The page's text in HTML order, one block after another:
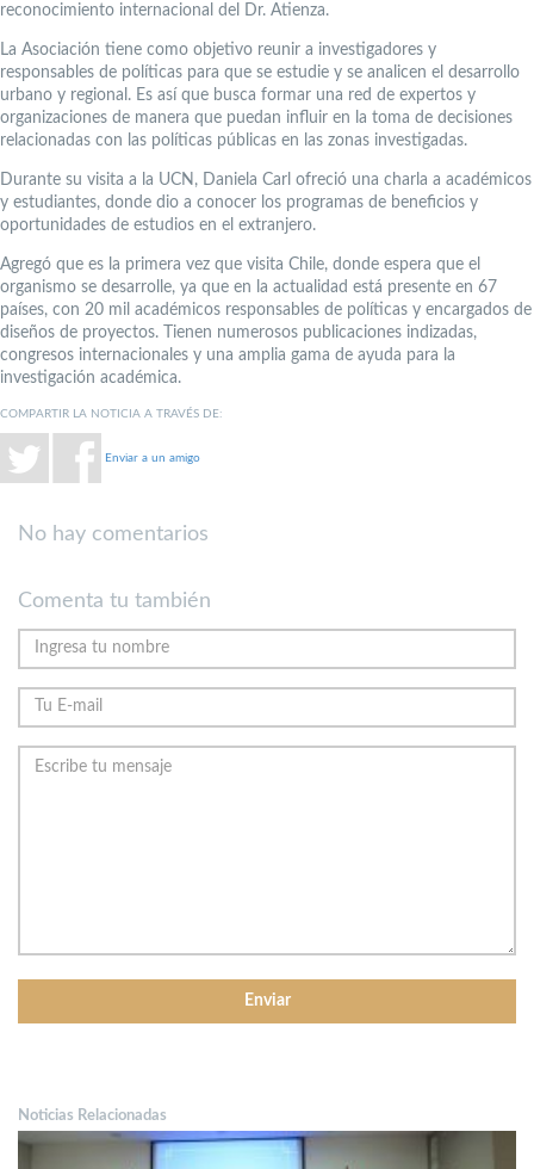
reconocimiento internacional del Dr. Atienza.
La Asociación tiene como objetivo reunir a investigadores y
responsables de políticas para que se estudie y se analicen el desarrollo
urbano y regional. Es así que busca formar una red de expertos y
organizaciones de manera que puedan influir en la toma de decisiones
relacionadas con las políticas públicas en las zonas investigadas.
Durante su visita a la UCN, Daniela Carl ofreció una charla a académicos
y estudiantes, donde dio a conocer los programas de beneficios y
oportunidades de estudios en el extranjero.
Agregó que es la primera vez que visita Chile, donde espera que el
organismo se desarrolle, ya que en la actualidad está presente en 67
países, con 20 mil académicos responsables de políticas y encargados de
diseños de proyectos. Tienen numerosos publicaciones indizadas,
congresos internacionales y una amplia gama de ayuda para la
investigación académica.
COMPARTIR LA NOTICIA A TRAVÉS DE:
Enviar a un amigo
No hay comentarios
Comenta tu también
Noticias Relacionadas